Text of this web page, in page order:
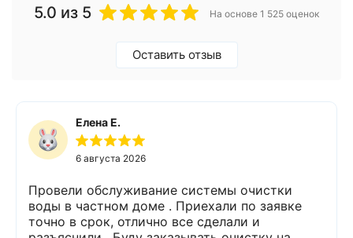
5.0 из 5 На основе 1 525 оценок
Оставить отзыв
Елена Е.
6 августа 2026
Провели обслуживание системы очистки
воды в частном доме . Приехали по заявке
точно в срок, отлично все сделали и